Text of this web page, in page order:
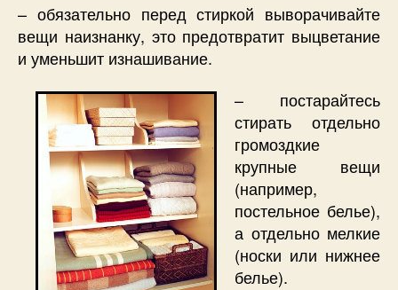
– обязательно перед стиркой выворачивайте
вещи наизнанку, это предотвратит выцветание
и уменьшит изнашивание.
– постарайтесь
стирать отдельно
громоздкие
крупные вещи
(например,
постельное белье),
а отдельно мелкие
(носки или нижнее
белье).